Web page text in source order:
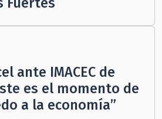
ante IMACEC de
es el momento de
a la economía”